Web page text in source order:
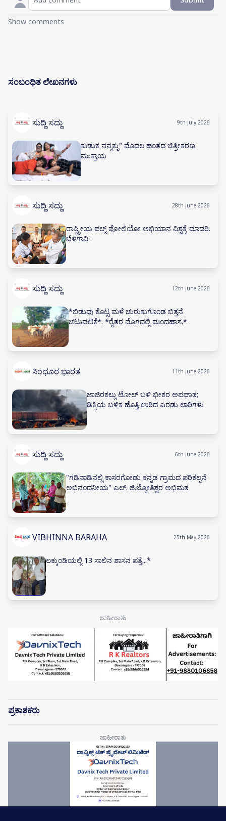
Show comments
ಸಂಬಂಧಿತ ಲೇಖನಗಳು
ಸುದ್ದಿ ಸದ್ದು 9th July 2026
ಕುಡುಕ ನನ್ಮಕ್ಳು" ಮೊದಲ ಹಂತದ ಚಿತ್ರೀಕರಣ
ಮುಕ್ತಾಯ
ಸುದ್ದಿ ಸದ್ದು 28th June 2026
ರಾಷ್ಟ್ರೀಯ ಪಲ್ಸ್ ಪೋಲಿಯೋ ಅಭಿಯಾನ ವಿಶ್ವಕ್ಕೆ ಮಾದರಿ.
ಬೆಳಗಾವಿ :
ಸುದ್ದಿ ಸದ್ದು 12th June 2026
*ಬಿಡುವು ಕೊಟ್ಟ ಮಳೆ ಚುರುಕುಗೊಂಡ ಬಿತ್ತನೆ
ಚಟುವಟಿಕೆ*. *ರೈತರ ಮೊಗದಲ್ಲಿ ಮಂದಹಾಸ.*
ಸಿಂಧೂರ ಭಾರತ 11th June 2026
ಜಾಜಿರಕಲ್ಲು ಟೋಲ್ ಬಳಿ ಭೀಕರ ಅಪಘಾತ;
ಡಿಕ್ಕಿಯ ಬಳಿಕ ಹೊತ್ತಿ ಉರಿದ ಎರಡು ಲಾರಿಗಳು
ಸುದ್ದಿ ಸದ್ದು 6th June 2026
"ಗಡಿನಾಡಿನಲ್ಲಿ ಕಾಸರಗೋಡು ಕನ್ನಡ ಗ್ರಾಮದ ಪರಿಕಲ್ಪನೆ
ಅಭಿನಂದನೀಯ" ಎಲ್. ಜಿ.ಜ್ಯೋತಿಶ್ವರ ಅಭಿಮತ
VIBHINNA BARAHA 25th May 2026
ಲಕ್ಕುಂಡಿಯಲ್ಲಿ 13 ಸಾಲಿನ ಶಾಸನ ಪತ್ತೆ...*
ಪ್ರಕಾಶಕರು